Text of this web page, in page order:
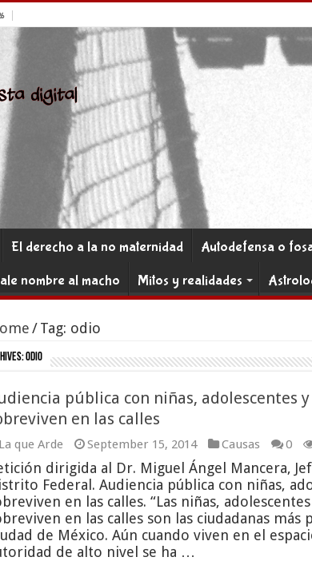
El derecho a la no maternidad Autodefensa o
nombre al macho
Mitos y realidades
/ Tag: odio
odio
pública con niñas, adolescentes
en las calles
La que Arde September 15, 2014 Causas 0
dirigida al Dr. Miguel Ángel Mancera,
Federal. Audiencia pública con niñas,
en las calles. “Las niñas,
en las calles son las ciudadanas más
de México. Aún cuando viven en el
de alto nivel se ha …